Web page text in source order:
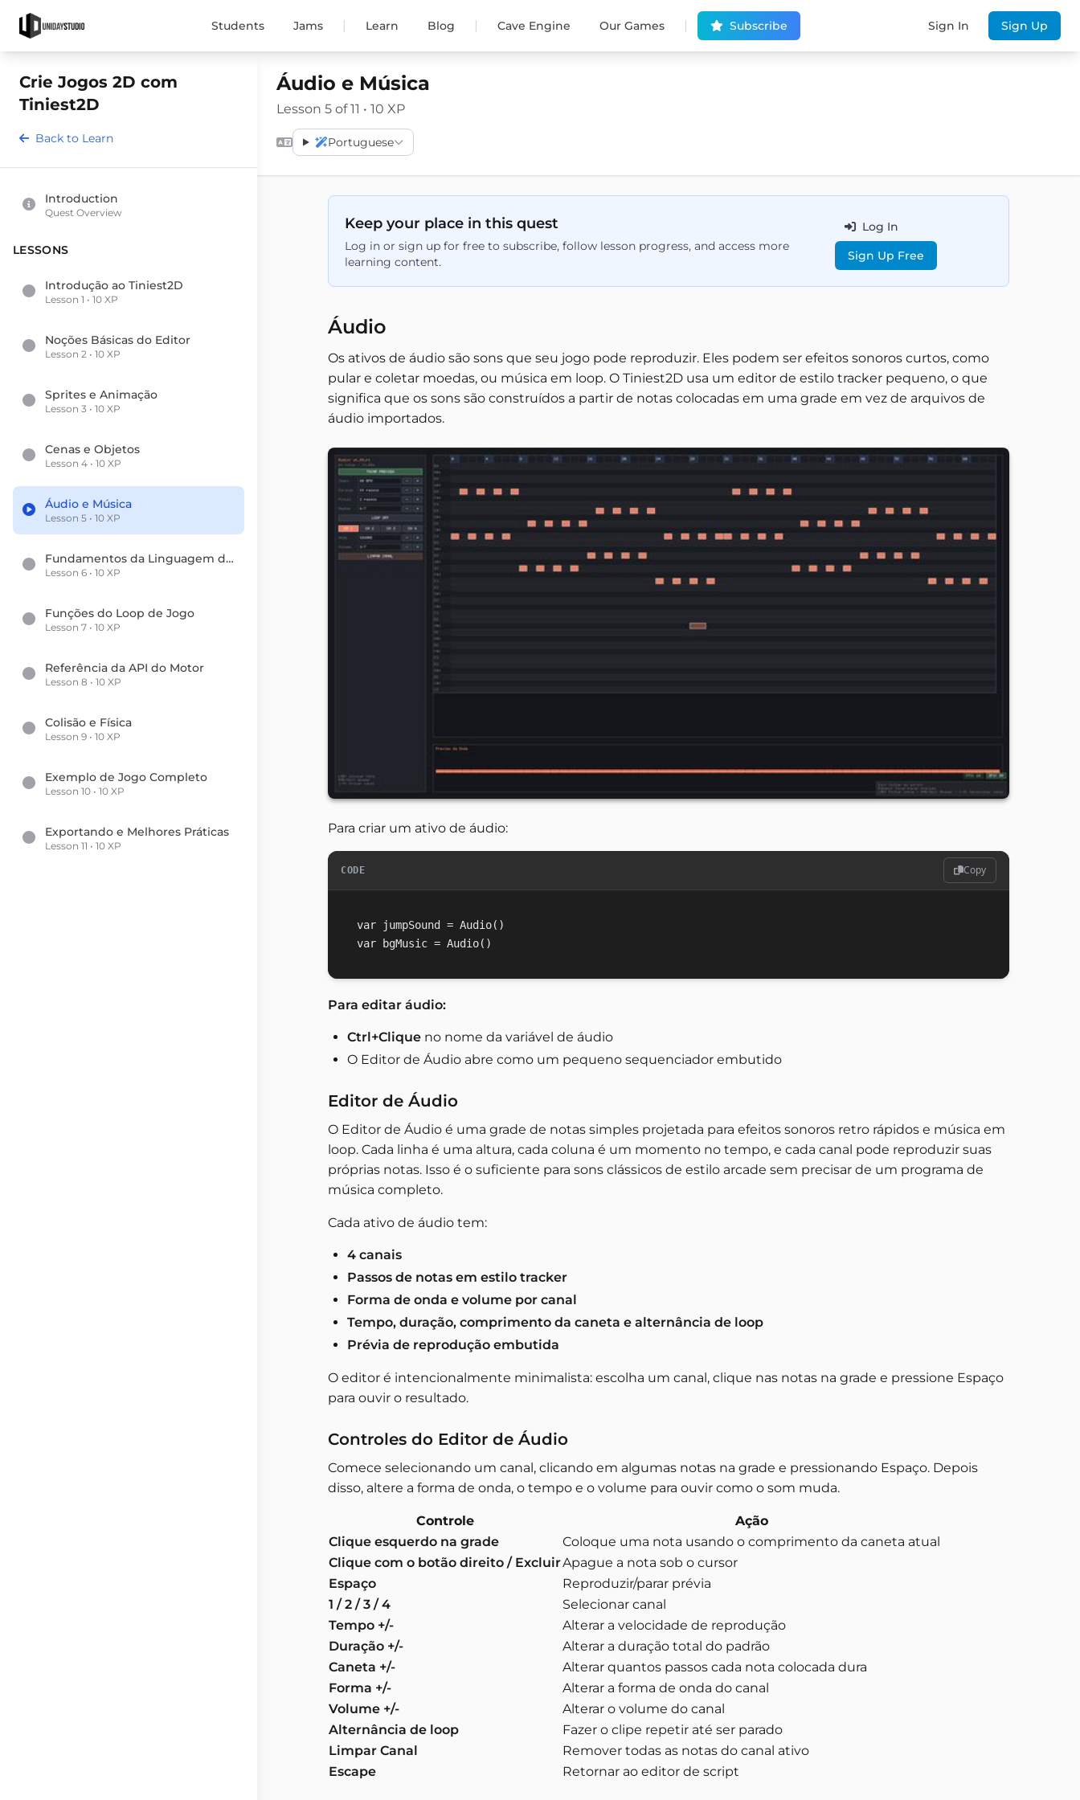
Students Jams | Learn Blog | Cave Engine Our Games | Subscribe Sign In Sign Up
Crie Jogos 2D com
Tiniest2D
Back to Learn
Introduction
Quest Overview
LESSONS
Introdução ao Tiniest2D
Lesson 1 • 10 XP
Noções Básicas do Editor
Lesson 2 • 10 XP
Sprites e Animação
Lesson 3 • 10 XP
Cenas e Objetos
Lesson 4 • 10 XP
Áudio e Música
Lesson 5 • 10 XP
Fundamentos da Linguagem de Scripts
Lesson 6 • 10 XP
Funções do Loop de Jogo
Lesson 7 • 10 XP
Referência da API do Motor
Lesson 8 • 10 XP
Colisão e Física
Lesson 9 • 10 XP
Exemplo de Jogo Completo
Lesson 10 • 10 XP
Exportando e Melhores Práticas
Lesson 11 • 10 XP
Áudio e Música
Lesson 5 of 11 • 10 XP
Portuguese
Keep your place in this quest
Log in or sign up for free to subscribe, follow lesson progress, and access more
learning content.
Log In
Sign Up Free
Áudio
Os ativos de áudio são sons que seu jogo pode reproduzir. Eles podem ser efeitos sonoros curtos, como
pular e coletar moedas, ou música em loop. O Tiniest2D usa um editor de estilo tracker pequeno, o que
significa que os sons são construídos a partir de notas colocadas em uma grade em vez de arquivos de
áudio importados.
Para criar um ativo de áudio:
CODE Copy
var jumpSound = Audio()
Para editar áudio:
Ctrl+Clique no nome da variável de áudio
O Editor de Áudio abre como um pequeno sequenciador embutido
Editor de Áudio
O Editor de Áudio é uma grade de notas simples projetada para efeitos sonoros retro rápidos e música em
loop. Cada linha é uma altura, cada coluna é um momento no tempo, e cada canal pode reproduzir suas
próprias notas. Isso é o suficiente para sons clássicos de estilo arcade sem precisar de um programa de
música completo.
Cada ativo de áudio tem:
4 canais
Passos de notas em estilo tracker
Forma de onda e volume por canal
Tempo, duração, comprimento da caneta e alternância de loop
Prévia de reprodução embutida
O editor é intencionalmente minimalista: escolha um canal, clique nas notas na grade e pressione Espaço
para ouvir o resultado.
Controles do Editor de Áudio
Comece selecionando um canal, clicando em algumas notas na grade e pressionando Espaço. Depois
disso, altere a forma de onda, o tempo e o volume para ouvir como o som muda.
Controle
Ação
Clique esquerdo na grade
Coloque uma nota usando o comprimento da caneta atual
Clique com o botão direito / ExcluirApague a nota sob o cursor
Espaço
Reproduzir/parar prévia
1 / 2 / 3 / 4
Selecionar canal
Tempo +/-
Alterar a velocidade de reprodução
Duração +/-
Alterar a duração total do padrão
Caneta +/-
Alterar quantos passos cada nota colocada dura
Forma +/-
Alterar a forma de onda do canal
Volume +/-
Alterar o volume do canal
Alternância de loop
Fazer o clipe repetir até ser parado
Limpar Canal
Remover todas as notas do canal ativo
Escape
Retornar ao editor de script